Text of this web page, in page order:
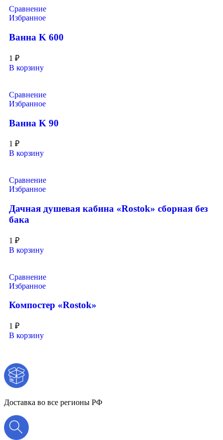
Сравнение
Избранное
Ванна K 600
1 ₽
В корзину
Сравнение
Избранное
Ванна K 90
1 ₽
В корзину
Сравнение
Избранное
Дачная душевая кабина «Rostok» сборная без
бака
1 ₽
В корзину
Сравнение
Избранное
Компостер «Rostok»
1 ₽
В корзину
Доставка во все регионы РФ